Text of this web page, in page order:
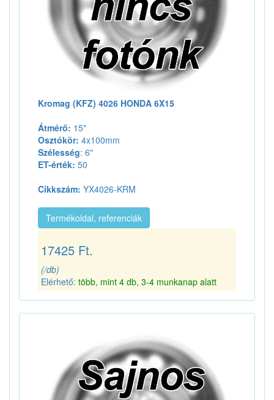
Kromag (KFZ) 4026 HONDA 6X15
Átmérő: 15"
Osztókör: 4x100mm
Szélesség: 6"
ET-érték: 50
Cikkszám: YX4026-KRM
Termékoldal, referenciák
17425 Ft.
(/db)
Elérhető: több, mint 4 db, 3-4 munkanap alatt